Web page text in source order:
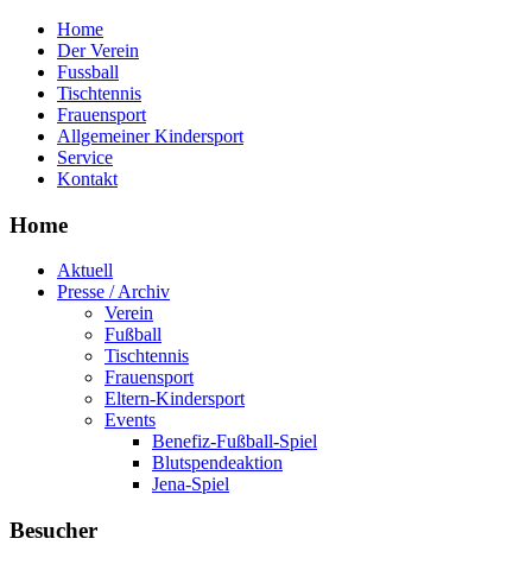
Home
Der Verein
Fussball
Tischtennis
Frauensport
Allgemeiner Kindersport
Service
Kontakt
Home
Aktuell
Presse / Archiv
Verein
Fußball
Tischtennis
Frauensport
Eltern-Kindersport
Events
Benefiz-Fußball-Spiel
Blutspendeaktion
Jena-Spiel
Besucher